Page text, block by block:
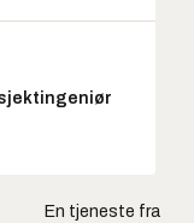
En tjeneste fra